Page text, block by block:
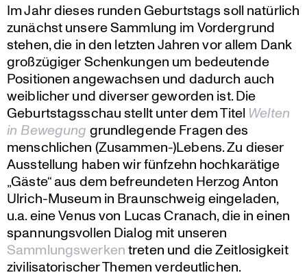
Im Jahr dieses runden Geburts­tags soll natürlich
zunächst unsere Sammlung im Vorder­grund
stehen, die in den letzten Jahren vor allem Dank
großzü­giger Schen­kungen um bedeu­tende
Positionen angewachsen und dadurch auch
weibli­cher und diverser geworden ist. Die
Geburts­tags­schau stellt unter dem Titel Welten
in Bewegung grund­le­gende Fragen des
mensch­li­chen (Zusammen-)Lebens. Zu dieser
Ausstel­lung haben wir fünfzehn hochka­rä­tige
„Gäste“ aus dem befreun­deten Herzog Anton
Ulrich-Museum in Braun­schweig einge­laden,
u.a. eine Venus von Lucas Cranach, die in einen
spannungs­vollen Dialog mit unseren
Sammlungs­werkentreten und die Zeitlo­sig­keit
zivili­sa­to­ri­scher Themen verdeutlichen.